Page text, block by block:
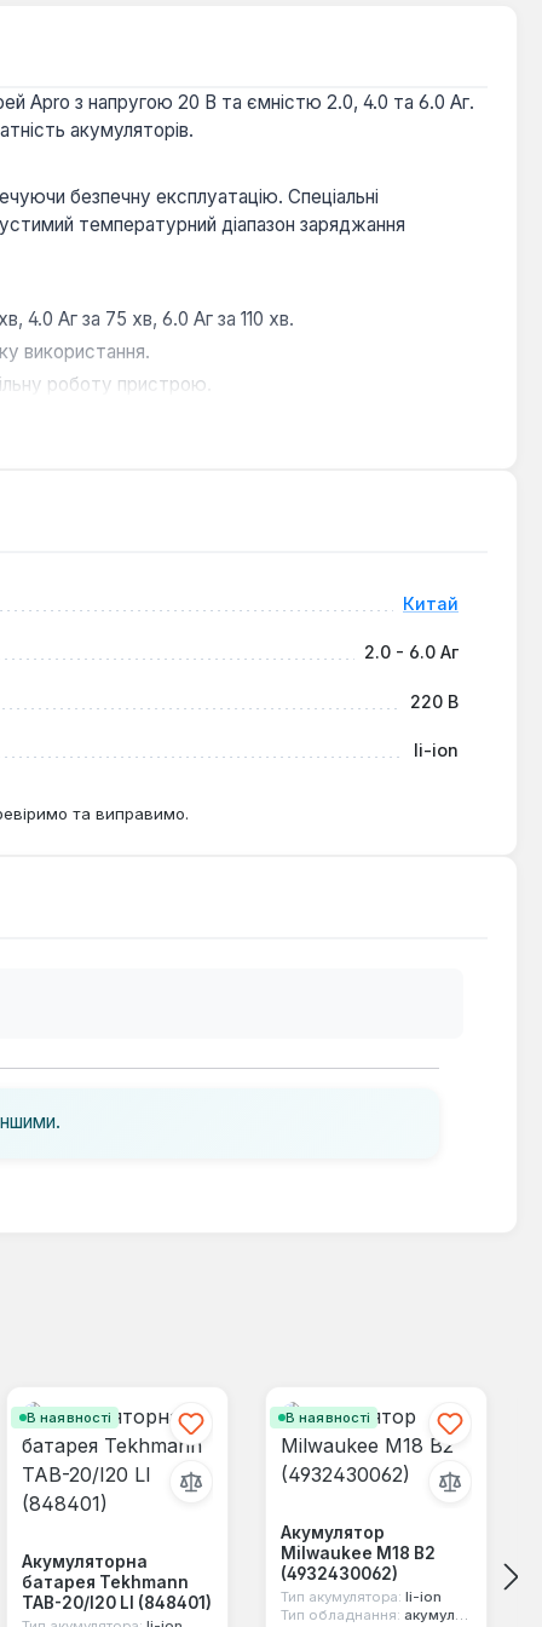
Apro з напругою 20 В та ємністю 2.0, 4.0 та 6.0 Аг.
акумуляторів.
безпечну експлуатацію. Спеціальні
температурний діапазон заряджання
4.0 Аг за 75 хв, 6.0 Аг за 110 хв.
використання.
роботу пристрою.
швидкого та безпечного відновлення заряду
Китай
2.0 - 6.0 Аг
220 В
li-ion
та виправимо.
В наявності
Акумуляторна
батарея Tekhmann
TAB-20/I20 LI (848401)
В наявності
Акумулятор
Milwaukee M18 B2
(4932430062)
Тип акумулятора: li-ion
Тип обладнання: акумулятор для ел.інструменту